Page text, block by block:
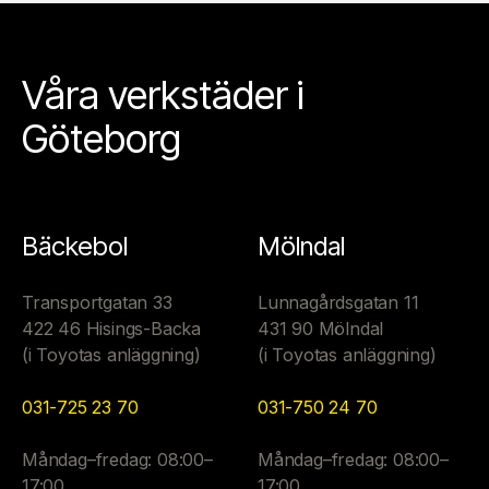
Våra verkstäder i
Göteborg
Bäckebol
Transportgatan 33
422 46 Hisings-Backa
(i Toyotas anläggning)
031-725 23 70
Måndag–fredag: 08:00–
Mölndal
Lunnagårdsgatan 11
431 90 Mölndal
(i Toyotas anläggning)
031-750 24 70
Måndag–fredag: 08:00–